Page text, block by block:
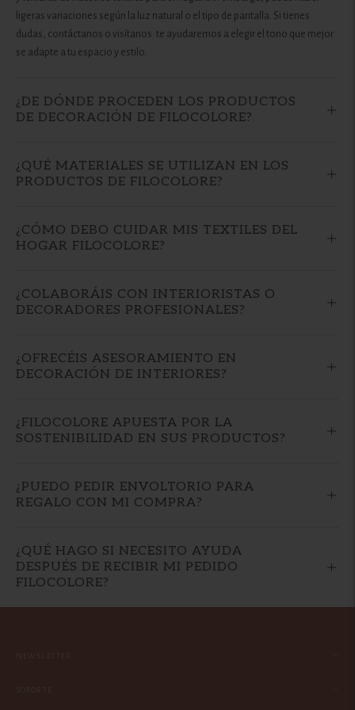
ligeras variaciones según la luz natural o el tipo de pantalla. Si tienes
dudas, contáctanos o visítanos: te ayudaremos a elegir el tono que mejor
se adapte a tu espacio y estilo.
¿DE DÓNDE PROCEDEN LOS PRODUCTOS
DE DECORACIÓN DE FILOCOLORE?
¿QUÉ MATERIALES SE UTILIZAN EN LOS
PRODUCTOS DE FILOCOLORE?
¿CÓMO DEBO CUIDAR MIS TEXTILES DEL
HOGAR FILOCOLORE?
¿COLABORÁIS CON INTERIORISTAS O
DECORADORES PROFESIONALES?
¿OFRECÉIS ASESORAMIENTO EN
DECORACIÓN DE INTERIORES?
¿FILOCOLORE APUESTA POR LA
SOSTENIBILIDAD EN SUS PRODUCTOS?
¿PUEDO PEDIR ENVOLTORIO PARA
REGALO CON MI COMPRA?
¿QUÉ HAGO SI NECESITO AYUDA
DESPUÉS DE RECIBIR MI PEDIDO
FILOCOLORE?